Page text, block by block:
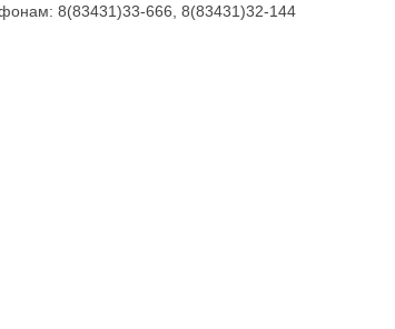
8(83431)33-666, 8(83431)32-144